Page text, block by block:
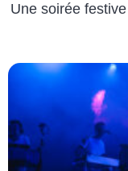
Une soirée